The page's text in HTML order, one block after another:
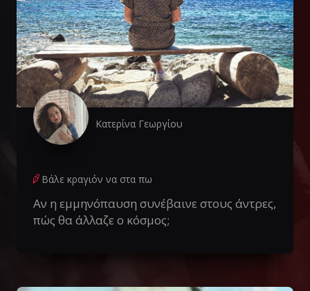
Κατερίνα Γεωργίου
Βάλε κραγιόν να στα πω
Αν η εμμηνόπαυση συνέβαινε στους άντρες,
πώς θα άλλαζε ο κόσμος;